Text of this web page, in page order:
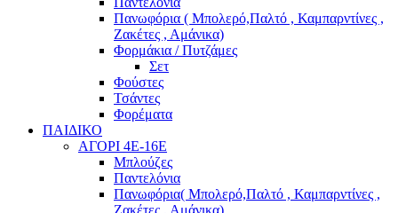
Πανωφόρια ( Μπολερό,Παλτό , Καμπαρντίνες ,
Ζακέτες , Αμάνικα)
Φορμάκια / Πυτζάμες
Σετ
Φούστες
Τσάντες
Φορέματα
ΠΑΙΔΙΚΟ
ΑΓΟΡΙ 4Ε-16Ε
Μπλούζες
Παντελόνια
Πανωφόρια( Μπολερό,Παλτό , Καμπαρντίνες ,
Ζακέτες , Αμάνικα)